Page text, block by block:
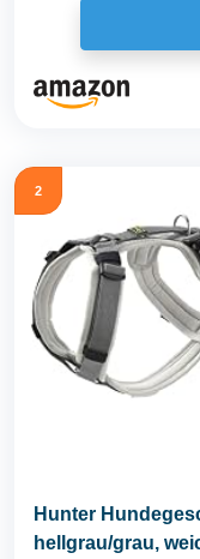
2
Hunter
hellgrau/grau,